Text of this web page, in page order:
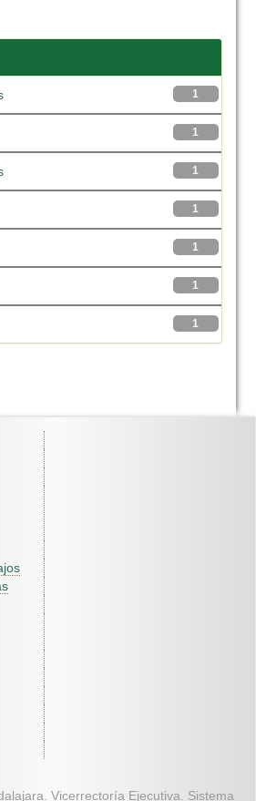
1
1
1
1
1
1
1
Vicerrectoría Ejecutiva. Sistema